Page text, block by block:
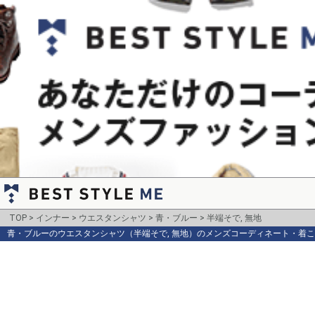
TOP インナー ウエスタンシャツ 青・ブルー
半端そで, 無地
青・ブルーのウエスタンシャツ（半端そで, 無地）のメンズコーディネート・着